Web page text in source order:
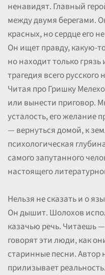
ненавидят. Главный
между двумя берегами.
красных, но сердце его
Он ищет правду, какую-
но находит только
трагедия всего
Читая про Гришку
или вынести приговор.
усталость, его желание
— вернуться домой, к
психологическая
самого запутанного
настоящего
Нельзя не сказать и о
Он дышит. Шолохов
казачью речь. Читаешь
говорят эти люди, как
старинные песни. Автор
прилизывает